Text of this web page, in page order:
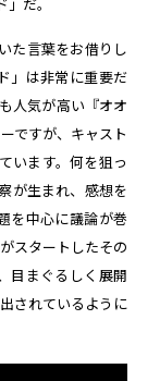
だ。
た言葉をお借りし
」は非常に重要だ
人気が高い『オオ
ですが、キャスト
います。何を狙っ
が生まれ、感想を
を中心に議論が巻
スタートしたその
目まぐるしく展開
されているように